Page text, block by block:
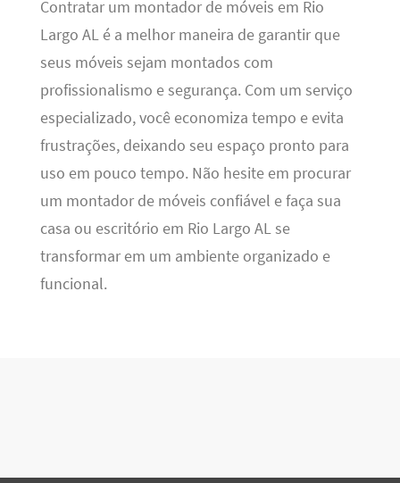
Contratar um montador de móveis em Rio
Largo AL é a melhor maneira de garantir que
seus móveis sejam montados com
profissionalismo e segurança. Com um serviço
especializado, você economiza tempo e evita
frustrações, deixando seu espaço pronto para
uso em pouco tempo. Não hesite em procurar
um montador de móveis confiável e faça sua
casa ou escritório em Rio Largo AL se
transformar em um ambiente organizado e
funcional.